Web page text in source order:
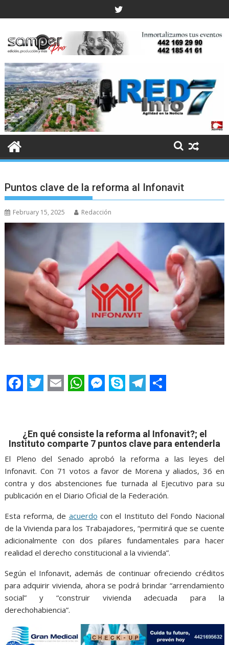
to
Puntos clave de la reforma al Infonavit
February 15, 2025 Redacción
e
b
o
o
k
i
t
t
e
r
a
i
l
a
t
s
A
p
p
s
s
e
n
g
e
r
y
p
e
l
e
g
r
a
m
a
r
e
¿En qué consiste la reforma al Infonavit?; el
Instituto comparte 7 puntos clave para entenderla
El Pleno del Senado aprobó la reforma a las leyes del
Infonavit. Con 71 votos a favor de Morena y aliados, 36 en
contra y dos abstenciones fue turnada al Ejecutivo para su
publicación en el Diario Oficial de la Federación.
Esta reforma, de acuerdo con el Instituto del Fondo Nacional
de la Vivienda para los Trabajadores, “permitirá que se cuente
adicionalmente con dos pilares fundamentales para hacer
realidad el derecho constitucional a la vivienda”.
Según el Infonavit, además de continuar ofreciendo créditos
para adquirir vivienda, ahora se podrá brindar “arrendamiento
social” y “construir vivienda adecuada para la
derechohabiencia”.